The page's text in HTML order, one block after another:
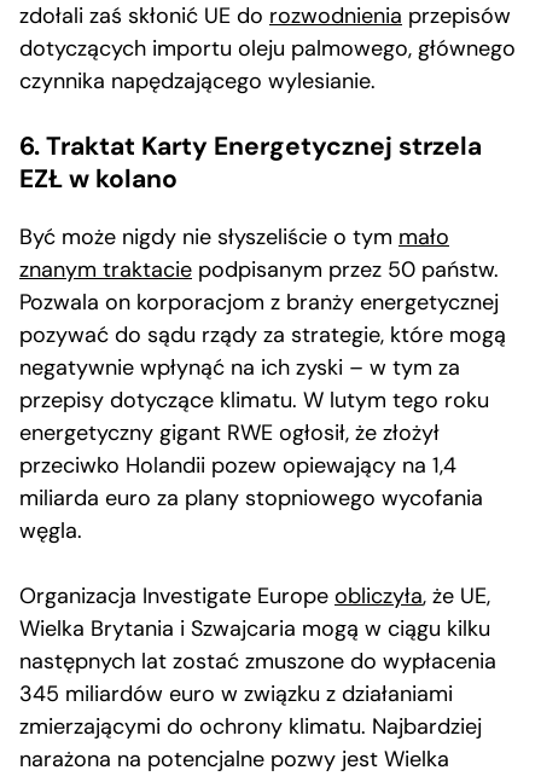
zdołali zaś skłonić UE do rozwodnienia przepisów
dotyczących importu oleju palmowego, głównego
czynnika napędzającego wylesianie.
6. Traktat Karty Energetycznej strzela
EZŁ w kolano
Być może nigdy nie słyszeliście o tym mało
znanym traktacie podpisanym przez 50 państw.
Pozwala on korporacjom z branży energetycznej
pozywać do sądu rządy za strategie, które mogą
negatywnie wpłynąć na ich zyski – w tym za
przepisy dotyczące klimatu. W lutym tego roku
energetyczny gigant RWE ogłosił, że złożył
przeciwko Holandii pozew opiewający na 1,4
miliarda euro za plany stopniowego wycofania
węgla.
Organizacja Investigate Europe obliczyła, że UE,
Wielka Brytania i Szwajcaria mogą w ciągu kilku
następnych lat zostać zmuszone do wypłacenia
345 miliardów euro w związku z działaniami
zmierzającymi do ochrony klimatu. Najbardziej
narażona na potencjalne pozwy jest Wielka